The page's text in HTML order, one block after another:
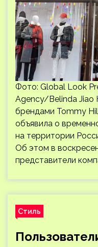
Фото: Global Look
Agency/Belinda Jiao
брендами Tommy
объявила о
на территории
Об этом в
представители
Стиль